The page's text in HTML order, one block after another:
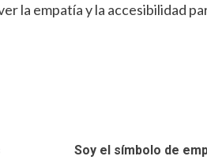
la empatía y la accesibilidad
Soy el símbolo de